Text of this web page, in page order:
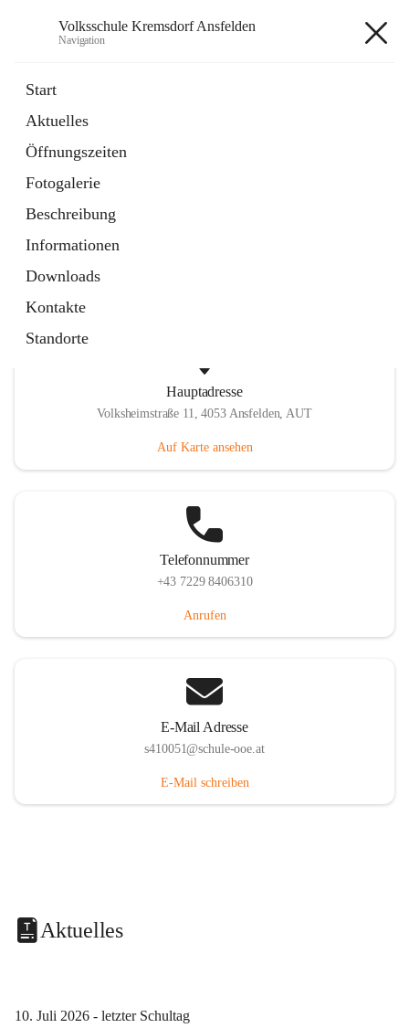
Volksschule Kremsdorf Ansfelden
Navigation
Start
Aktuelles
Öffnungszeiten
Fotogalerie
Beschreibung
Informationen
Downloads
Kontakte
Standorte
Termine
Artikel
öffnet
in
neuem
Tab
Artikel
in
Tab
Hauptadresse
Volksheimstraße 11, 4053 Ansfelden, AUT
Auf Karte ansehen
Telefonnummer
+43 7229 8406310
Anrufen
E-Mail Adresse
s410051@schule-ooe.at
E-Mail schreiben
Aktuelles
10. Juli 2026 - letzter Schultag